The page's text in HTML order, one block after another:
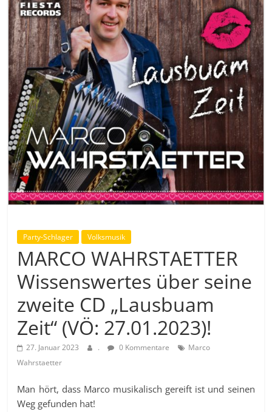
Party-Schlager Volksmusik
MARCO WAHRSTAETTER
Wissenswertes über seine
zweite CD „Lausbuam
Zeit“ (VÖ: 27.01.2023)!
27. Januar 2023 . 0 Kommentare
Marco
Wahrstaetter
Man hört, dass Marco musikalisch gereift ist und seinen
Weg gefunden hat!